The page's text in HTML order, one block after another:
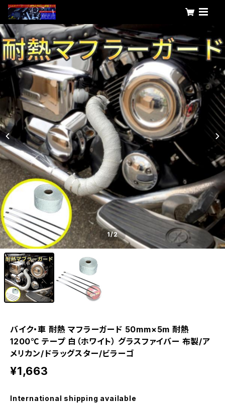
1/2
バイク・車 耐熱 マフラーガード 50mm×5m 耐熱
1200℃ テープ 白（ホワイト） グラスファイバー 布製/ア
メリカン/ドラッグスター/ビラーゴ
¥1,663
International shipping available